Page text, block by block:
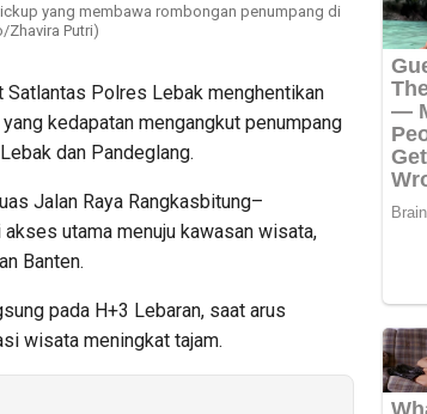
yang membawa rombongan penumpang di
Zhavira Putri)
Satlantas Polres Lebak menghentikan
kedapatan mengangkut penumpang
dan Pandeglang.
Jalan Raya Rangkasbitung–
utama menuju kawasan wisata,
Banten.
pada H+3 Lebaran, saat arus
wisata meningkat tajam.